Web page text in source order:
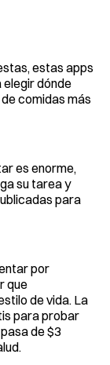
estas apps
elegir dónde
comidas más
es enorme,
su tarea y
para
por
que
de vida. La
para probar
de $3